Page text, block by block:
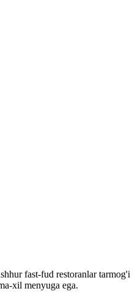
fast-fud restoranlar tarmog'i
xil menyuga ega.